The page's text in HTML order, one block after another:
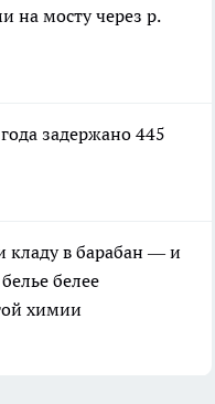
на мосту через р.
задержано 445
кладу в барабан — и
белее
химии